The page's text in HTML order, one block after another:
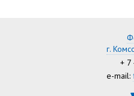
г.
+
e-mail: